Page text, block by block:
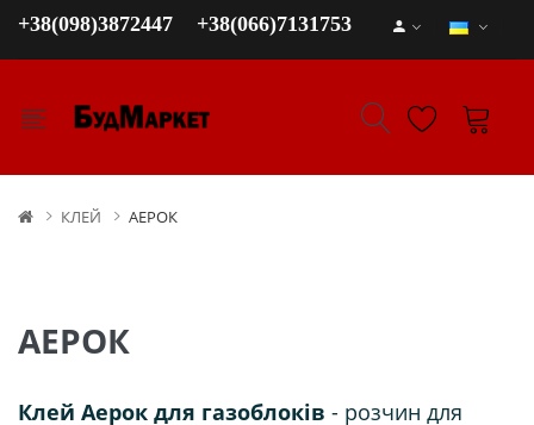
+38(098)3872447 +38(066)7131753
КЛЕЙ АЕРОК
АЕРОК
Клей Аерок для газоблоків - розчин для